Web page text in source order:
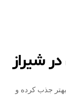
شیراز
جذب کرده و